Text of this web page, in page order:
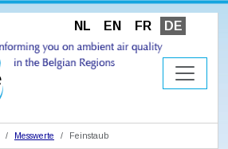
NL EN FR DE
Messwerte Feinstaub